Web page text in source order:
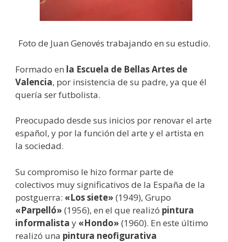
Foto de Juan Genovés trabajando en su estudio.
Formado en la Escuela de Bellas Artes de
Valencia, por insistencia de su padre, ya que él
quería ser futbolista.
Preocupado desde sus inicios por renovar el arte
español, y por la función del arte y el artista en
la sociedad.
Su compromiso le hizo formar parte de
colectivos muy significativos de la España de la
postguerra: «Los siete» (1949), Grupo
«Parpelló» (1956), en el que realizó pintura
informalista y «Hondo» (1960). En este último
realizó una pintura neofigurativa